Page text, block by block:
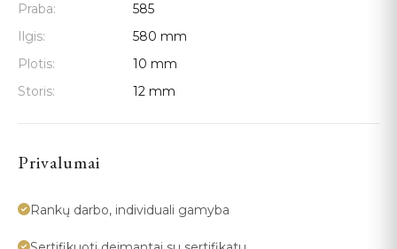
Praba:
585
Ilgis:
580 mm
Plotis:
10 mm
Storis:
12 mm
Privalumai
Rankų darbo, individuali gamyba